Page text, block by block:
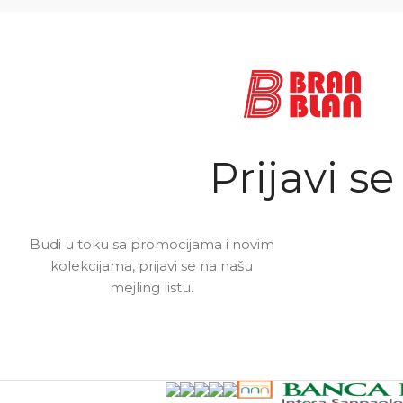
Prijavi se
Budi u toku sa promocijama i novim
kolekcijama, prijavi se na našu
mejling listu.